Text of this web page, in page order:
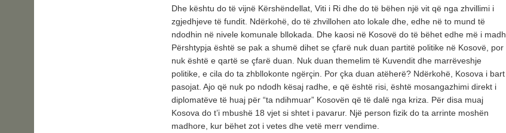
Dhe kështu do të vijnë Kërshëndellat, Viti i Ri dhe do të bëhen një vit që nga zhvillimi i
zgjedhjeve të fundit. Ndërkohë, do të zhvillohen ato lokale dhe, edhe në to mund të
ndodhin në nivele komunale bllokada. Dhe kaosi në Kosovë do të bëhet edhe më i madh.
Përshtypja është se pak a shumë dihet se çfarë nuk duan partitë politike në Kosovë, por
nuk është e qartë se çfarë duan. Nuk duan themelim të Kuvendit dhe marrëveshje
politike, e cila do ta zhbllokonte ngërçin. Por çka duan atëherë? Ndërkohë, Kosova i bart
pasojat. Ajo që nuk po ndodh kësaj radhe, e që është risi, është mosangazhimi direkt i
diplomatëve të huaj për “ta ndihmuar” Kosovën që të dalë nga kriza. Për disa muaj
Kosova do t’i mbushë 18 vjet si shtet i pavarur. Një person fizik do ta arrinte moshën
madhore, kur bëhet zot i vetes dhe vetë merr vendime.